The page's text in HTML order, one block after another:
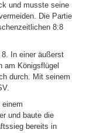
und musste seine
Die Partie
8:8
In einer äußerst
am Königsflügel
durch. Mit seinem
und baute die
bereits in